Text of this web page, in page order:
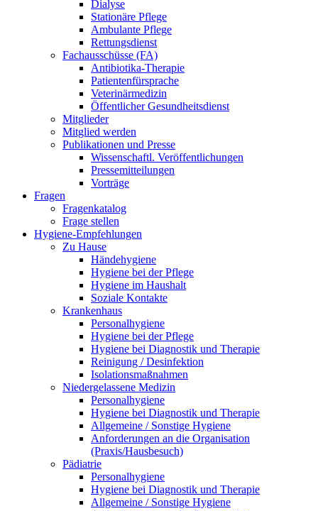
Dialyse
Stationäre Pflege
Ambulante Pflege
Rettungsdienst
Fachausschüsse (FA)
Antibiotika-Therapie
Patientenfürsprache
Veterinärmedizin
Öffentlicher Gesundheitsdienst
Mitglieder
Mitglied werden
Publikationen und Presse
Wissenschaftl. Veröffentlichungen
Pressemitteilungen
Vorträge
Fragen
Fragenkatalog
Frage stellen
Hygiene-Empfehlungen
Zu Hause
Händehygiene
Hygiene bei der Pflege
Hygiene im Haushalt
Soziale Kontakte
Krankenhaus
Personalhygiene
Hygiene bei der Pflege
Hygiene bei Diagnostik und Therapie
Reinigung / Desinfektion
Isolationsmaßnahmen
Niedergelassene Medizin
Personalhygiene
Hygiene bei Diagnostik und Therapie
Allgemeine / Sonstige Hygiene
Anforderungen an die Organisation
(Praxis/Hausbesuch)
Pädiatrie
Personalhygiene
Hygiene bei Diagnostik und Therapie
Allgemeine / Sonstige Hygiene